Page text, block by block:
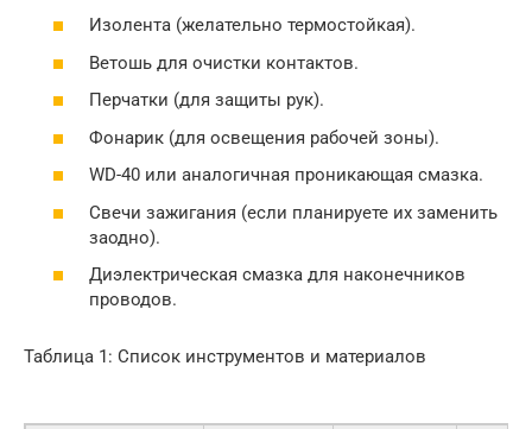
Изолента (желательно термостойкая).
Ветошь для очистки контактов.
Перчатки (для защиты рук).
Фонарик (для освещения рабочей зоны).
WD-40 или аналогичная проникающая смазка.
Свечи зажигания (если планируете их заменить
заодно).
Диэлектрическая смазка для наконечников
проводов.
Таблица 1: Список инструментов и материалов